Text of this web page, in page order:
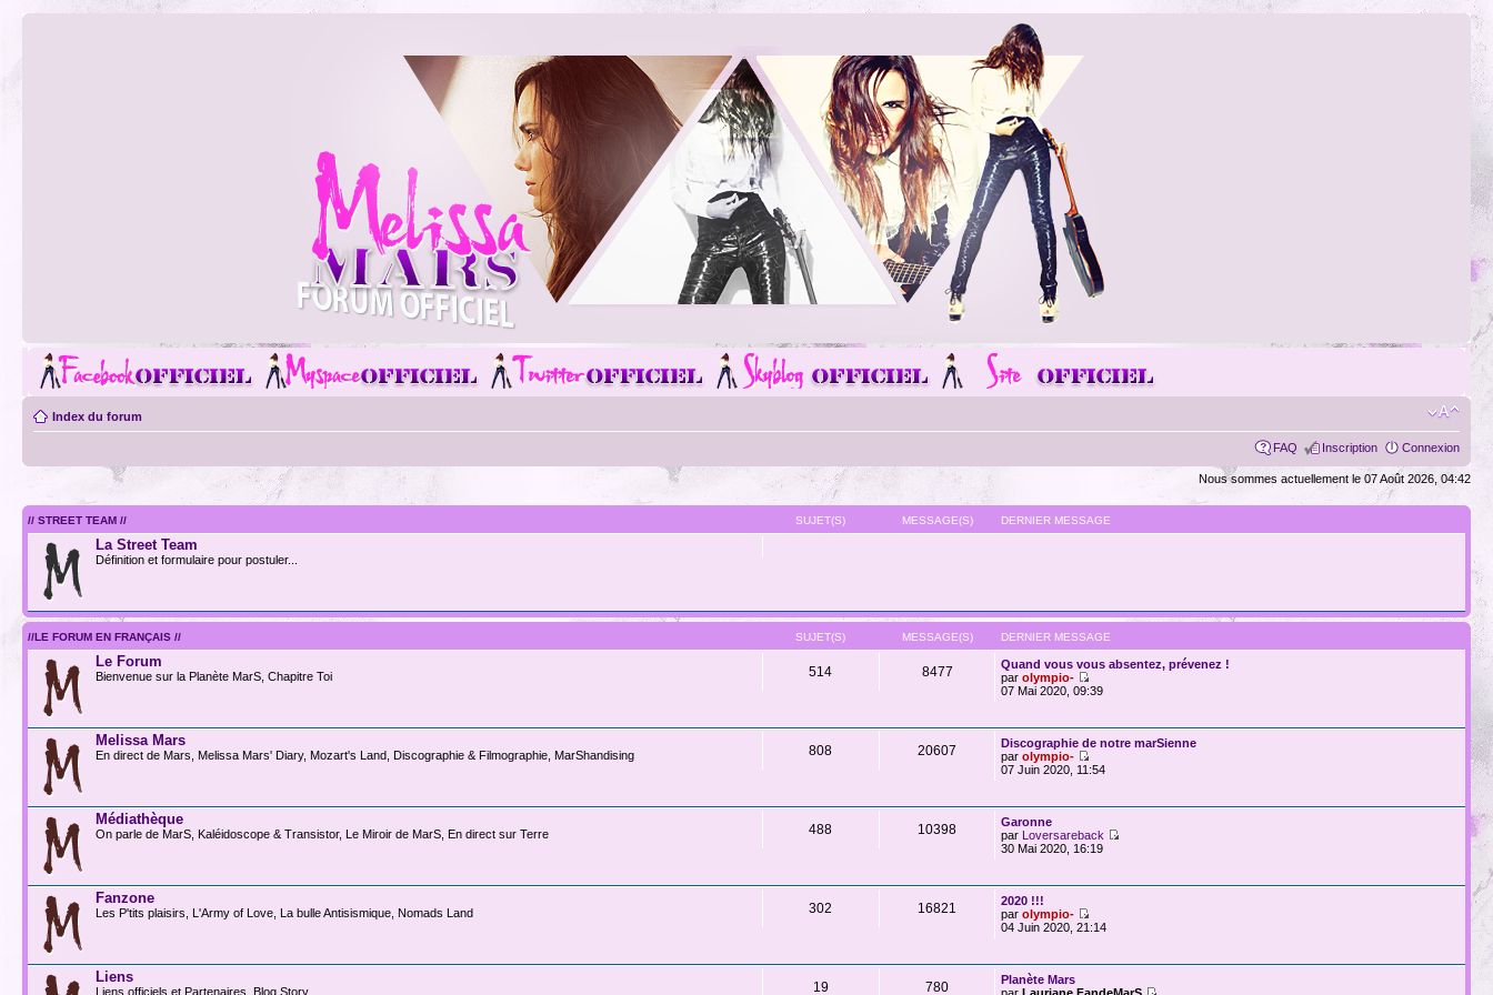
Index du forum
FAQ Inscription Connexion
Nous sommes actuellement le 07 Août 2026, 04:42
// STREET TEAM // SUJET(S) MESSAGE(S) DERNIER MESSAGE
La Street Team
Définition et formulaire pour postuler...
//LE FORUM EN FRANÇAIS // SUJET(S) MESSAGE(S) DERNIER MESSAGE
Le Forum
Bienvenue sur la Planète MarS, Chapitre Toi 514 8477
Quand vous vous absentez, prévenez !
parolympio-
07 Mai 2020, 09:39
Melissa Mars
En direct de Mars, Melissa Mars' Diary, Mozart's Land, Discographie & Filmographie, MarShandising 808 20607
Discographie de notre marSienne
parolympio-
07 Juin 2020, 11:54
Médiathèque
On parle de MarS, Kaléidoscope & Transistor, Le Miroir de MarS, En direct sur Terre 488 10398
Garonne
par Loversareback
30 Mai 2020, 16:19
Fanzone
Les P'tits plaisirs, L'Army of Love, La bulle Antisismique, Nomads Land 302 16821
2020 !!!
parolympio-
04 Juin 2020, 21:14
Liens
Liens officiels et Partenaires, Blog Story 19 780
Planète Mars
parLauriane FandeMarS